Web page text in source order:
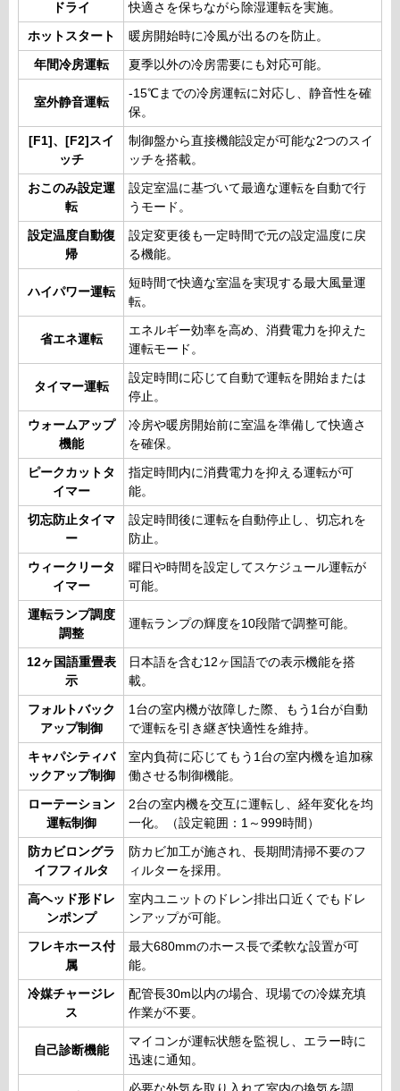
ドライ 快適さを保ちながら除湿運転を実施。
ホットスタート 暖房開始時に冷風が出るのを防止。
年間冷房運転 夏季以外の冷房需要にも対応可能。
室外静音運転
-15℃までの冷房運転に対応し、静音性を確
保。
[F1]、[F2]スイ
ッチ
制御盤から直接機能設定が可能な2つのスイ
ッチを搭載。
おこのみ設定運
転
設定室温に基づいて最適な運転を自動で行
うモード。
設定温度自動復
帰
設定変更後も一定時間で元の設定温度に戻
る機能。
ハイパワー運転
短時間で快適な室温を実現する最大風量運
転。
省エネ運転
エネルギー効率を高め、消費電力を抑えた
運転モード。
タイマー運転
設定時間に応じて自動で運転を開始または
停止。
ウォームアップ
機能
冷房や暖房開始前に室温を準備して快適さ
を確保。
ピークカットタ
イマー
指定時間内に消費電力を抑える運転が可
能。
切忘防止タイマ
ー
設定時間後に運転を自動停止し、切忘れを
防止。
ウィークリータ
イマー
曜日や時間を設定してスケジュール運転が
可能。
運転ランプ調度
調整
運転ランプの輝度を10段階で調整可能。
12ヶ国語重畳表
示
日本語を含む12ヶ国語での表示機能を搭
載。
フォルトバック
アップ制御
1台の室内機が故障した際、もう1台が自動
で運転を引き継ぎ快適性を維持。
キャパシティバ
ックアップ制御
室内負荷に応じてもう1台の室内機を追加稼
働させる制御機能。
ローテーション
運転制御
2台の室内機を交互に運転し、経年変化を均
一化。（設定範囲：1～999時間）
防カビロングラ
イフフィルタ
防カビ加工が施され、長期間清掃不要のフ
ィルターを採用。
高ヘッド形ドレ
ンポンプ
室内ユニットのドレン排出口近くでもドレ
ンアップが可能。
フレキホース付
属
最大680mmのホース長で柔軟な設置が可
能。
冷媒チャージレ
ス
配管長30m以内の場合、現場での冷媒充填
作業が不要。
自己診断機能
マイコンが運転状態を監視し、エラー時に
迅速に通知。